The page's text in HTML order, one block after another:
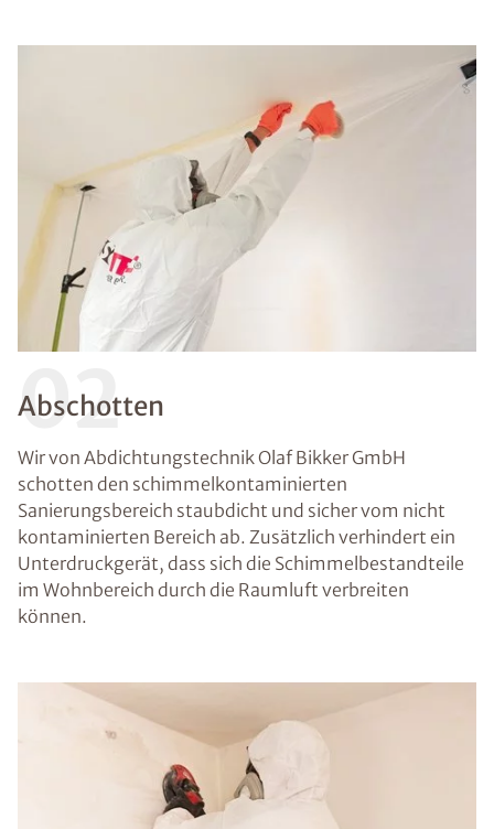
02
Abschotten
Wir von Abdichtungstechnik Olaf Bikker GmbH
schotten den schimmelkontaminierten
Sanierungsbereich staubdicht und sicher vom nicht
kontaminierten Bereich ab. Zusätzlich verhindert ein
Unterdruckgerät, dass sich die Schimmelbestandteile
im Wohnbereich durch die Raumluft verbreiten
können.